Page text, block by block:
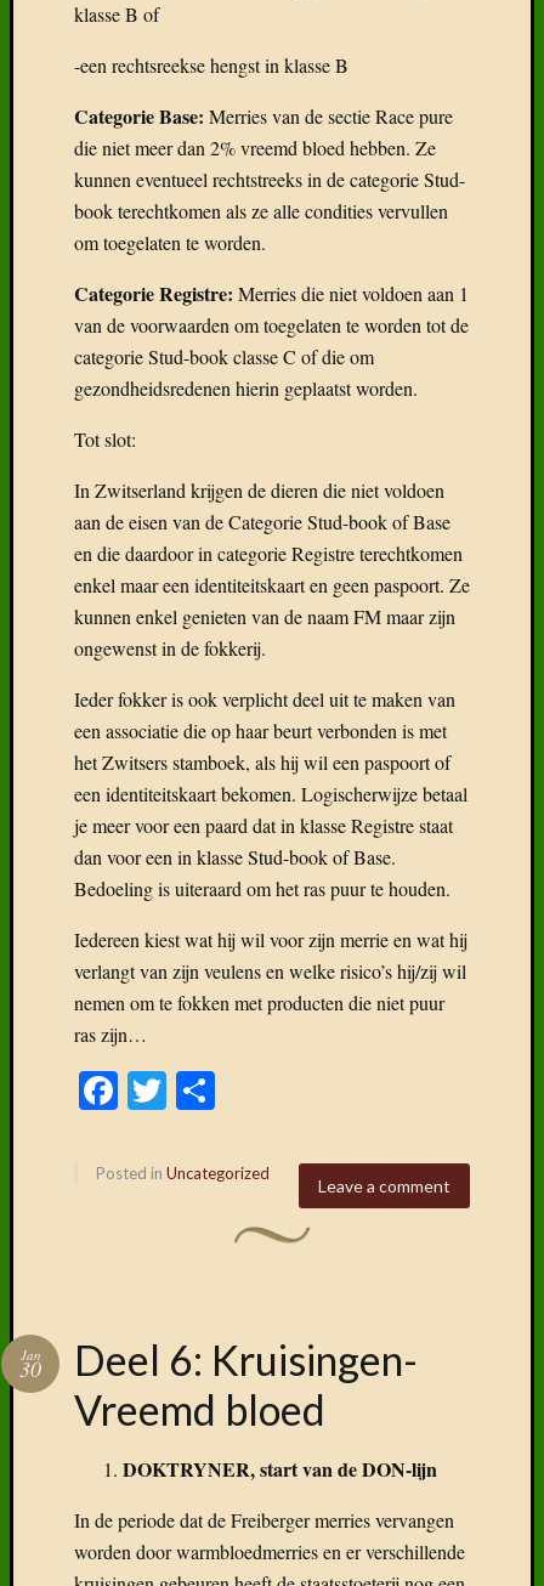
klasse B of
-een rechtsreekse hengst in klasse B
Categorie Base: Merries van de sectie Race pure
die niet meer dan 2% vreemd bloed hebben. Ze
kunnen eventueel rechtstreeks in de categorie Stud-
book terechtkomen als ze alle condities vervullen
om toegelaten te worden.
Categorie Registre: Merries die niet voldoen aan 1
van de voorwaarden om toegelaten te worden tot de
categorie Stud-book classe C of die om
gezondheidsredenen hierin geplaatst worden.
Tot slot:
In Zwitserland krijgen de dieren die niet voldoen
aan de eisen van de Categorie Stud-book of Base
en die daardoor in categorie Registre terechtkomen
enkel maar een identiteitskaart en geen paspoort. Ze
kunnen enkel genieten van de naam FM maar zijn
ongewenst in de fokkerij.
Ieder fokker is ook verplicht deel uit te maken van
een associatie die op haar beurt verbonden is met
het Zwitsers stamboek, als hij wil een paspoort of
een identiteitskaart bekomen. Logischerwijze betaal
je meer voor een paard dat in klasse Registre staat
dan voor een in klasse Stud-book of Base.
Bedoeling is uiteraard om het ras puur te houden.
Iedereen kiest wat hij wil voor zijn merrie en wat hij
verlangt van zijn veulens en welke risico’s hij/zij wil
nemen om te fokken met producten die niet puur
ras zijn…
Facebook
Twitter
Leave a comment
Posted in Uncategorized
Deel 6: Kruisingen-
Vreemd bloed
Jan
30
DOKTRYNER, start van de DON-lijn
In de periode dat de Freiberger merries vervangen
worden door warmbloedmerries en er verschillende